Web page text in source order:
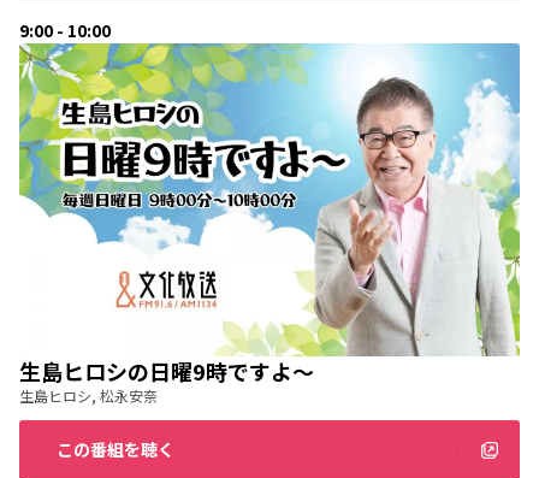
9:00 - 10:00
生島ヒロシの日曜9時ですよ～
生島ヒロシ, 松永安奈
この番組を聴く